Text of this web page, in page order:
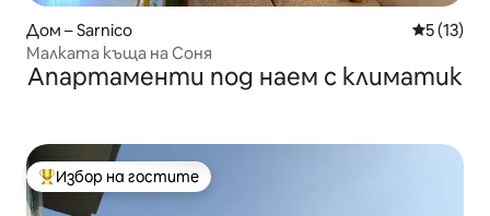
Дом – Sarnico Средна
5 (13)
Малката къща на Соня
Апартаменти под наем с климатик
Най-популярен избор на гостите
Избор на гостите